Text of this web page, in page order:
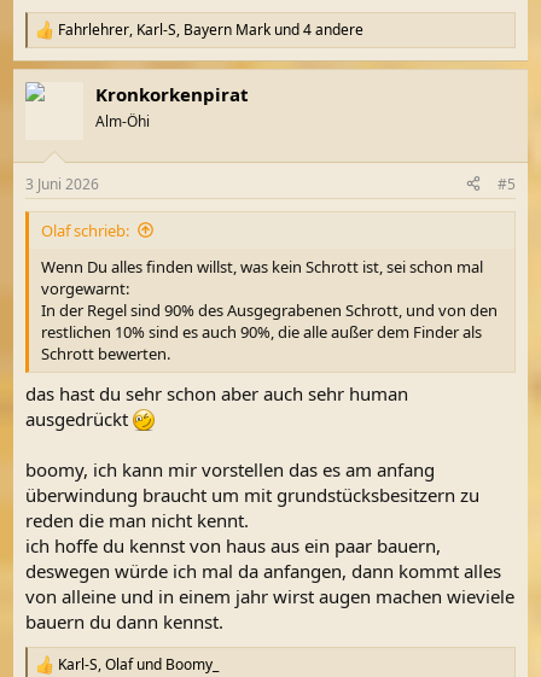
R
e
a
k
e
n
Fahrlehrer, Karl-S, Bayern Mark und 4 andere
Kronkorkenpirat
Alm-Öhi
3 Juni 2026 #5
Olaf schrieb:
Wenn Du alles finden willst, was kein Schrott ist, sei schon mal
vorgewarnt:
In der Regel sind 90% des Ausgegrabenen Schrott, und von den
restlichen 10% sind es auch 90%, die alle außer dem Finder als
Schrott bewerten.
das hast du sehr schon aber auch sehr human
ausgedrückt
boomy, ich kann mir vorstellen das es am anfang
überwindung braucht um mit grundstücksbesitzern zu
reden die man nicht kennt.
ich hoffe du kennst von haus aus ein paar bauern,
deswegen würde ich mal da anfangen, dann kommt alles
von alleine und in einem jahr wirst augen machen wieviele
bauern du dann kennst.
R Karl-S,Olafund Boomy_